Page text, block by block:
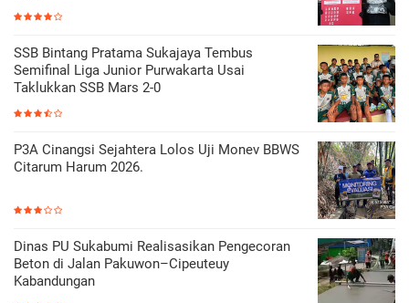
SSB Bintang Pratama Sukajaya Tembus
Semifinal Liga Junior Purwakarta Usai
Taklukkan SSB Mars 2-0
P3A Cinangsi Sejahtera Lolos Uji Monev BBWS
Citarum Harum 2026.
Dinas PU Sukabumi Realisasikan Pengecoran
Beton di Jalan Pakuwon–Cipeuteuy
Kabandungan